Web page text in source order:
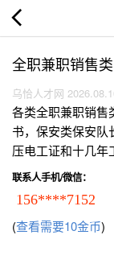
全职兼职销售
乌恰人才网
各类全职兼职销售
书，保安类保安队
压电工证和十几年
联系人手机/微信：
156****7152
(查看需要10金币)